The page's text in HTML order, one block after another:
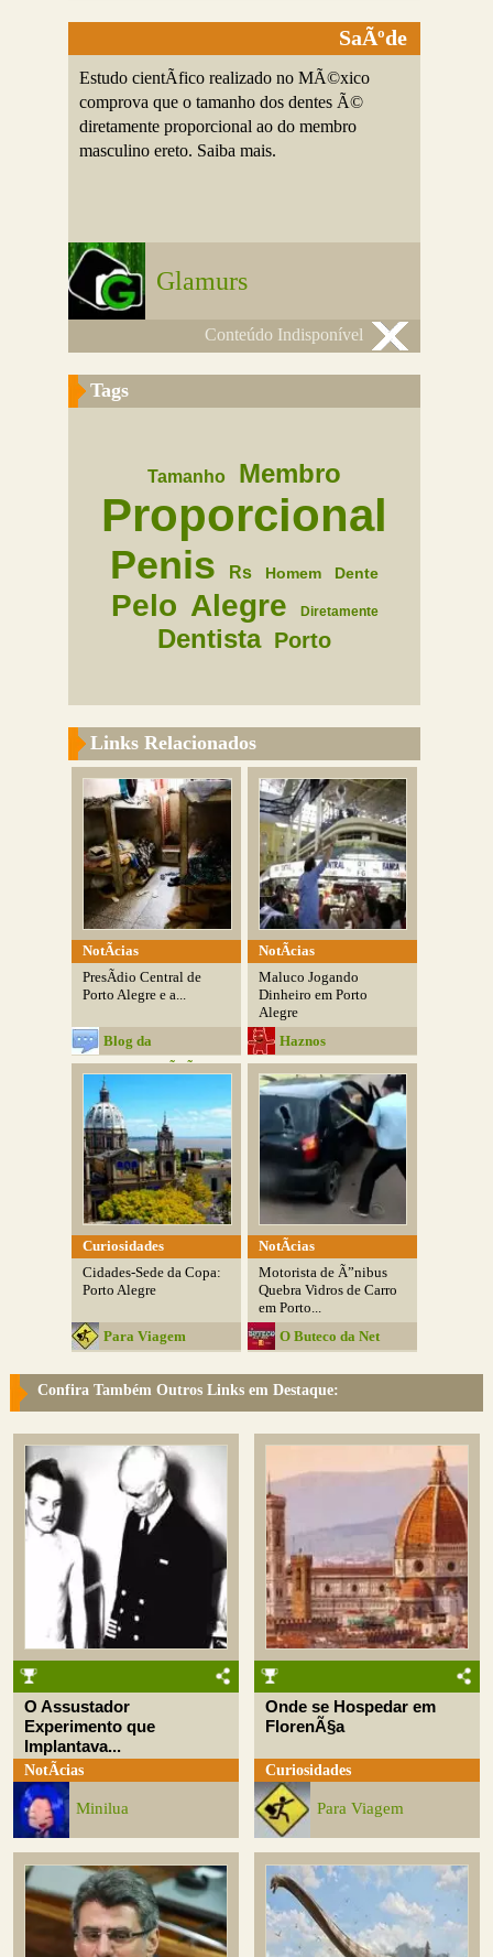
SaÃºde
Estudo cientÃ­fico realizado no MÃ©xico
comprova que o tamanho dos dentes Ã©
diretamente proporcional ao do membro
masculino ereto. Saiba mais.
Glamurs
Conteúdo Indisponível
Tags
Tamanho Membro
Proporcional
Penis Rs Homem Dente
Pelo Alegre Diretamente
Dentista Porto
Links Relacionados
NotÃ­cias
PresÃ­dio Central de
Porto Alegre e a...
Blog da
ComunicaÃ§Ã£o
NotÃ­cias
Maluco Jogando
Dinheiro em Porto
Alegre
Haznos
Curiosidades
Cidades-Sede da Copa:
Porto Alegre
Para Viagem
NotÃ­cias
Motorista de Ã”nibus
Quebra Vidros de Carro
em Porto...
O Buteco da Net
Confira Também Outros Links em Destaque:
O Assustador
Experimento que
Implantava...
NotÃ­cias
Minilua
Onde se Hospedar em
FlorenÃ§a
Curiosidades
Para Viagem